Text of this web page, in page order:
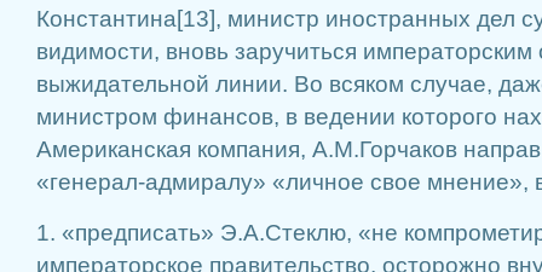
Константина[13], министр иностранных дел
видимости, вновь заручиться
выжидательной линии. Во всяком случае,
министром финансов, в ведении которого
Американская компания, А.М.Горчаков
«генерал-адмиралу» «личное свое мнение»,
1. «предписать» Э.А.Стеклю, «не
императорское правительство, осторожно